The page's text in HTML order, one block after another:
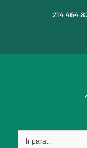
214 464
Ir para...